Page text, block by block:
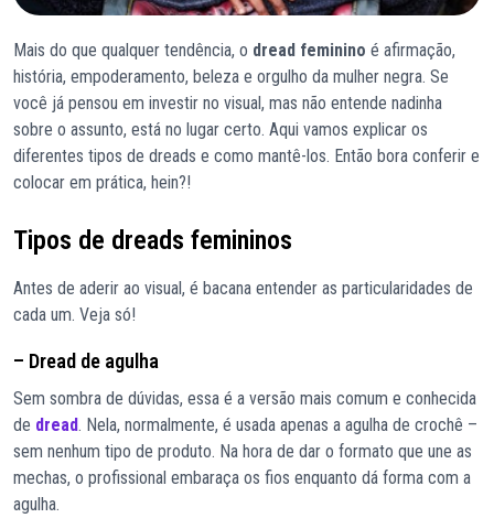
Mais do que qualquer tendência, o dread feminino é afirmação,
história, empoderamento, beleza e orgulho da mulher negra. Se
você já pensou em investir no visual, mas não entende nadinha
sobre o assunto, está no lugar certo. Aqui vamos explicar os
diferentes tipos de dreads e como mantê-los. Então bora conferir e
colocar em prática, hein?!
Tipos de dreads femininos
Antes de aderir ao visual, é bacana entender as particularidades de
cada um. Veja só!
– Dread de agulha
Sem sombra de dúvidas, essa é a versão mais comum e conhecida
de dread. Nela, normalmente, é usada apenas a agulha de crochê –
sem nenhum tipo de produto. Na hora de dar o formato que une as
mechas, o profissional embaraça os fios enquanto dá forma com a
agulha.